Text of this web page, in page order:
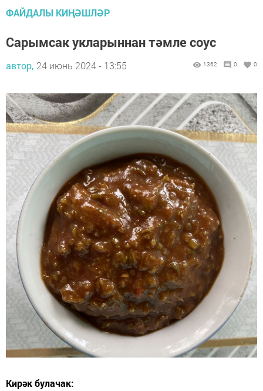
ФАЙДАЛЫ КИҢӘШЛӘР
Сарымсак укларыннан тәмле соус
автор, 24 июнь 2024 - 13:55 1362 0 0
Кирәк булачак: